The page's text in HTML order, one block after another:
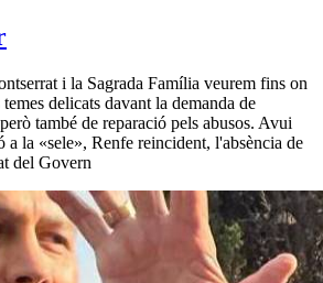
i la Sagrada Família veurem fins on
delicats davant la demanda de
també de reparació pels abusos. Avui
a la «sele», Renfe reincident, l'absència de
del Govern